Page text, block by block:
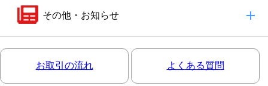
その他・お知らせ
お取引の流れ よくある質問